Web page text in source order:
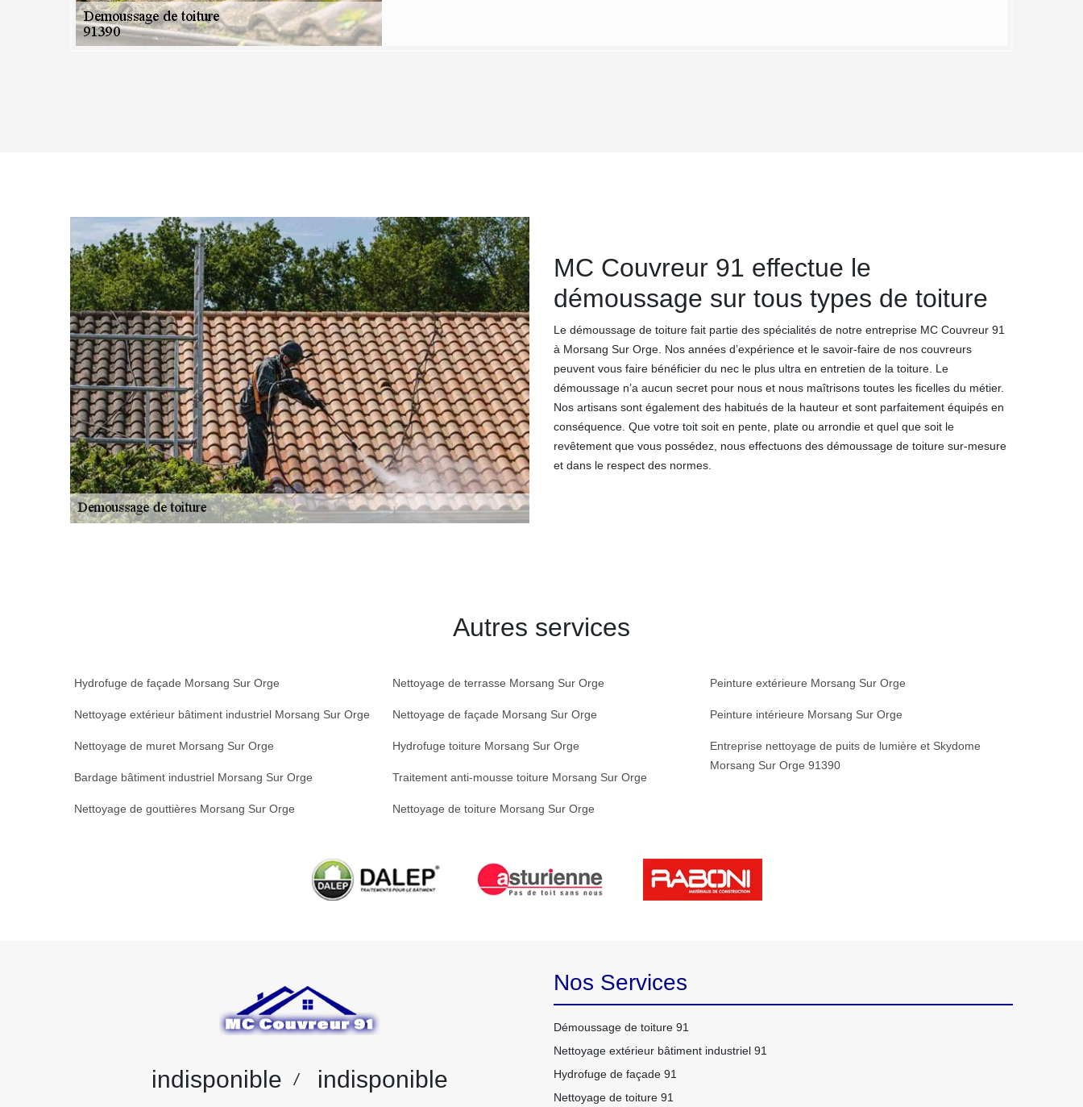
MC Couvreur 91 effectue le
démoussage sur tous types de toiture
Le démoussage de toiture fait partie des spécialités de notre entreprise MC Couvreur 91
à Morsang Sur Orge. Nos années d’expérience et le savoir-faire de nos couvreurs
peuvent vous faire bénéficier du nec le plus ultra en entretien de la toiture. Le
démoussage n’a aucun secret pour nous et nous maîtrisons toutes les ficelles du métier.
Nos artisans sont également des habitués de la hauteur et sont parfaitement équipés en
conséquence. Que votre toit soit en pente, plate ou arrondie et quel que soit le
revêtement que vous possédez, nous effectuons des démoussage de toiture sur-mesure
et dans le respect des normes.
Autres services
Hydrofuge de façade Morsang Sur Orge
Nettoyage extérieur bâtiment industriel Morsang Sur Orge
Nettoyage de muret Morsang Sur Orge
Bardage bâtiment industriel Morsang Sur Orge
Nettoyage de gouttières Morsang Sur Orge
Nettoyage de terrasse Morsang Sur Orge
Nettoyage de façade Morsang Sur Orge
Hydrofuge toiture Morsang Sur Orge
Traitement anti-mousse toiture Morsang Sur Orge
Nettoyage de toiture Morsang Sur Orge
Peinture extérieure Morsang Sur Orge
Peinture intérieure Morsang Sur Orge
Entreprise nettoyage de puits de lumière et Skydome
Morsang Sur Orge 91390
indisponible / indisponible
Nos Services
Démoussage de toiture 91
Nettoyage extérieur bâtiment industriel 91
Hydrofuge de façade 91
Nettoyage de toiture 91